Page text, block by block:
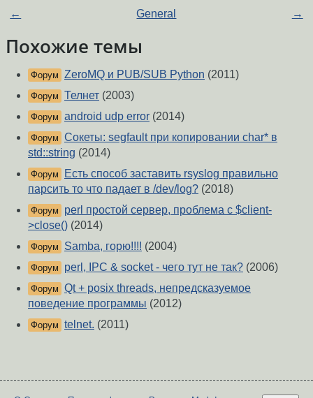
← General →
Похожие темы
Форум ZeroMQ и PUB/SUB Python (2011)
Форум Телнет (2003)
Форум android udp error (2014)
Форум Сокеты: segfault при копировании char* в
std::string (2014)
Форум
Есть способ заставить rsyslog правильно
парсить то что падает в /dev/log? (2018)
Форум
perl простой сервер, проблема с $client-
>close() (2014)
Форум Samba, горю!!!! (2004)
Форум perl, IPC & socket - чего тут не так? (2006)
Форум Qt + posix threads, непредсказуемое
поведение программы (2012)
Форум telnet. (2011)